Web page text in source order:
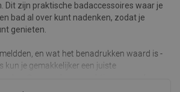
Dit zijn praktische badaccessoires waar je
bad al over kunt nadenken, zodat je
genieten.
en wat het benadrukken waard is -
kun je gemakkelijker een juiste
te voldoen, bieden wij ze aan in de